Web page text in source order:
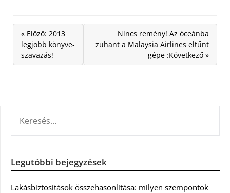
« Előző: 2013
legjobb könyve-
szavazás!
Nincs remény! Az óceánba
zuhant a Malaysia Airlines eltűnt
gépe :Következő »
Legutóbbi bejegyzések
Lakásbiztosítások összehasonlítása: milyen szempontok